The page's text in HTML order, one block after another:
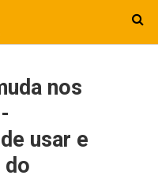
nos
usar e
do